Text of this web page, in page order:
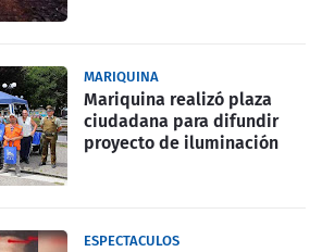
MARIQUINA
Mariquina realizó plaza
ciudadana para difundir
proyecto de iluminación
ESPECTACULOS